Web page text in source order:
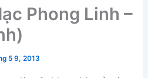
Phong Linh –
5 9, 2013